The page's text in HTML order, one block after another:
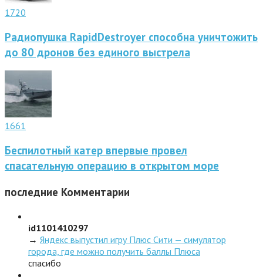
1720
Радиопушка RapidDestroyer способна уничтожить
до 80 дронов без единого выстрела
1661
Беспилотный катер впервые провел
спасательную операцию в открытом море
последние Комментарии
id1101410297
→ Яндекс выпустил игру Плюс Сити — симулятор
города, где можно получить баллы Плюса
спасибо